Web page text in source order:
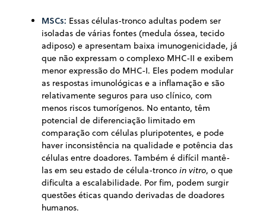
MSCs: Essas células-tronco adultas podem ser
isoladas de várias fontes (medula óssea, tecido
adiposo) e apresentam baixa imunogenicidade, já
que não expressam o complexo MHC-II e exibem
menor expressão do MHC-I. Eles podem modular
as respostas imunológicas e a inflamação e são
relativamente seguros para uso clínico, com
menos riscos tumorígenos. No entanto, têm
potencial de diferenciação limitado em
comparação com células pluripotentes, e pode
haver inconsistência na qualidade e potência das
células entre doadores. Também é difícil mantê-
las em seu estado de célula-tronco in vitro, o que
dificulta a escalabilidade. Por fim, podem surgir
questões éticas quando derivadas de doadores
humanos.